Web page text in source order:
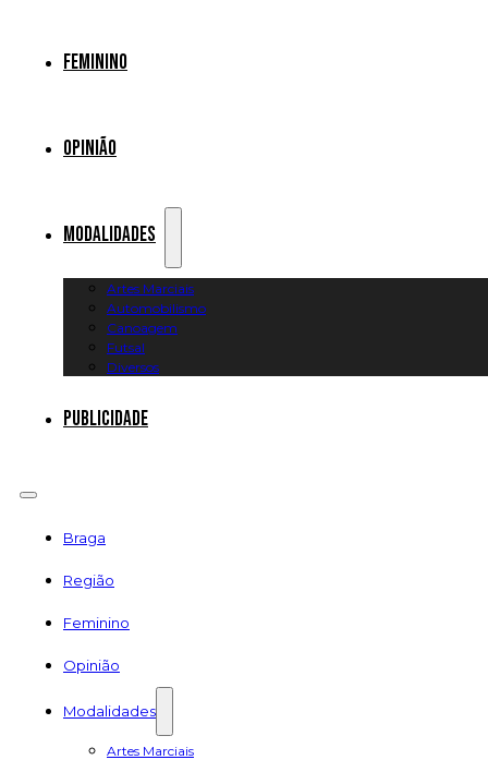
Feminino
Opinião
Modalidades
Artes Marciais
Automobilismo
Canoagem
Futsal
Diversos
Publicidade
Braga
Região
Feminino
Opinião
Modalidades
Artes Marciais